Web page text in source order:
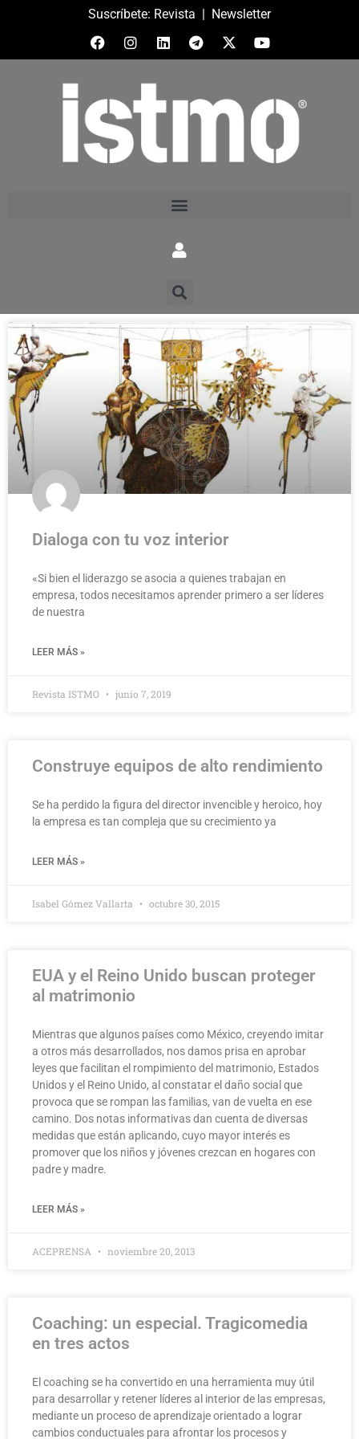
Suscríbete: Revista | Newsletter
Dialoga con tu voz interior
«Si bien el liderazgo se asocia a quienes trabajan en
empresa, todos necesitamos aprender primero a ser líderes
de nuestra
LEER MÁS »
Revista ISTMO junio 7, 2019
Construye equipos de alto rendimiento
Se ha perdido la figura del director invencible y heroico, hoy
la empresa es tan compleja que su crecimiento ya
LEER MÁS »
Isabel Gómez Vallarta octubre 30, 2015
EUA y el Reino Unido buscan proteger
al matrimonio
Mientras que algunos países como México, creyendo imitar
a otros más desarrollados, nos damos prisa en aprobar
leyes que facilitan el rompimiento del matrimonio, Estados
Unidos y el Reino Unido, al constatar el daño social que
provoca que se rompan las familias, van de vuelta en ese
camino. Dos notas informativas dan cuenta de diversas
medidas que están aplicando, cuyo mayor interés es
promover que los niños y jóvenes crezcan en hogares con
padre y madre.
LEER MÁS »
ACEPRENSA noviembre 20, 2013
Coaching: un especial. Tragicomedia
en tres actos
El coaching se ha convertido en una herramienta muy útil
para desarrollar y retener líderes al interior de las empresas,
mediante un proceso de aprendizaje orientado a lograr
cambios conductuales para afrontar los procesos y